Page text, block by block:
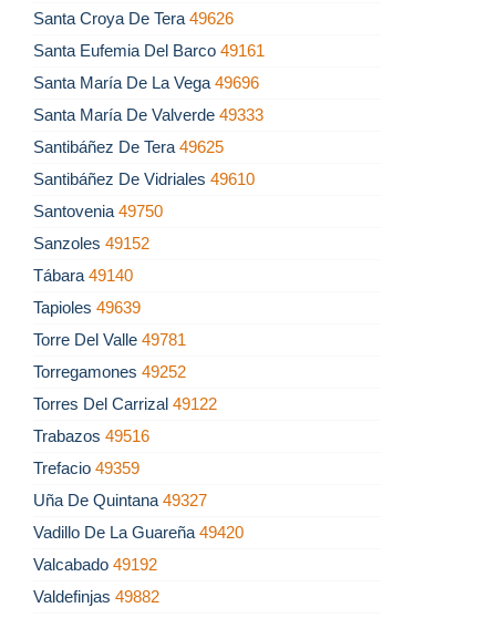
Santa Croya De Tera 49626
Santa Eufemia Del Barco 49161
Santa María De La Vega 49696
Santa María De Valverde 49333
Santibáñez De Tera 49625
Santibáñez De Vidriales 49610
Santovenia 49750
Sanzoles 49152
Tábara 49140
Tapioles 49639
Torre Del Valle 49781
Torregamones 49252
Torres Del Carrizal 49122
Trabazos 49516
Trefacio 49359
Uña De Quintana 49327
Vadillo De La Guareña 49420
Valcabado 49192
Valdefinjas 49882